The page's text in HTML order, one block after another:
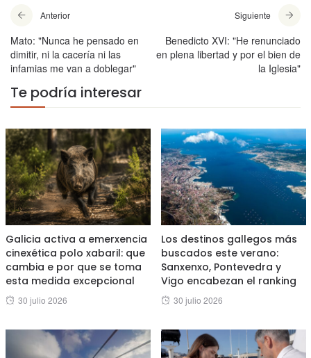
Anterior
Mato: "Nunca he pensado en
dimitir, ni la cacería ni las
infamias me van a doblegar"
Siguiente
Benedicto XVI: "He renunciado
en plena libertad y por el bien de
la Iglesia"
Te podría interesar
Galicia activa a emerxencia
cinexética polo xabaril: que
cambia e por que se toma
esta medida excepcional
Posted
30 julio 2026
Los destinos gallegos más
buscados este verano:
Sanxenxo, Pontevedra y
Vigo encabezan el ranking
Posted
30 julio 2026